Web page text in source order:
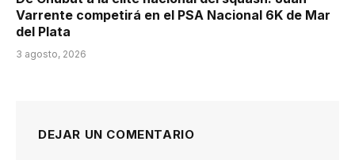
Varrente competirá en el PSA Nacional 6K de Mar
del Plata
3 agosto, 2026
DEJAR UN COMENTARIO